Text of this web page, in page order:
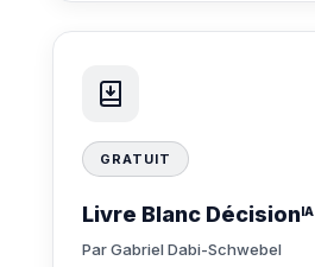
GRATUIT
Livre Blanc DécisionIA
Par Gabriel Dabi-Schwebel